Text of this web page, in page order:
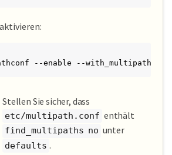
--enable --with_multipathd
Stellen Sie sicher, dass
etc/multipath.conf enthält
find_multipaths no unter
defaults .